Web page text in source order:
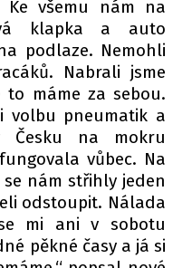
všemu nám na
klapka a auto
podlaze. Nemohli
Nabrali jsme
máme za sebou.
volbu pneumatik a
Česku na mokru
vůbec. Na
nám střihly jeden
odstoupit. Nálada
mi ani v sobotu
pěkné časy a já si